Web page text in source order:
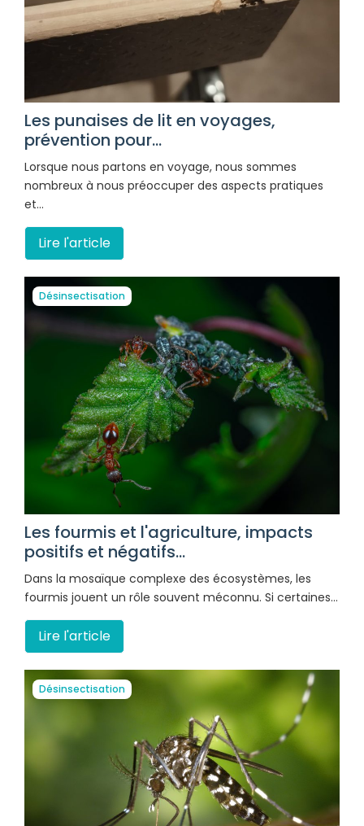
Les punaises de lit en voyages,
prévention pour...
Lorsque nous partons en voyage, nous sommes
nombreux à nous préoccuper des aspects pratiques
et…
Lire l'article
Désinsectisation
Les fourmis et l'agriculture, impacts
positifs et négatifs...
Dans la mosaïque complexe des écosystèmes, les
fourmis jouent un rôle souvent méconnu. Si certaines…
Lire l'article
Désinsectisation